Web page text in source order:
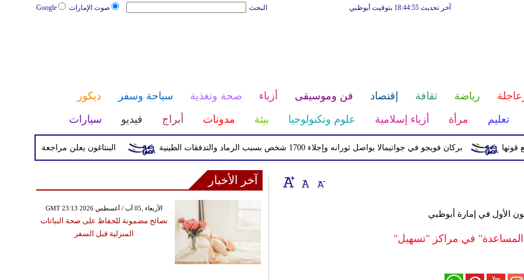
صوت الإمارات Google البحث آخر تحديث 18:44:55 بتوقيت أبوظبي
رياضة ثقافة إقتصاد فن وموسيقى أزياء صحة وتغذية سياحة وسفر
ديكور
تعليم
مرأة أزياء إسلامية علوم وتكنولوجيا بيئة مدونات أبراج فيديو سيارات
البنتاغون يعلن مراجعة التواجد العسكري بركان فويجو في جواتيمالا يواصل ثورانه وإجلاء 1700 شخص بسبب الرماد والتدفقات الطينية
المساعدة" في مراكز "تسهيل"
آخر الأخبار
GMT 23:13 2026 الأربعاء ,05 آب / أغسطس
نصائح مضمونة للحفاظ على صحة النباتات
المنزلية قبل السفر